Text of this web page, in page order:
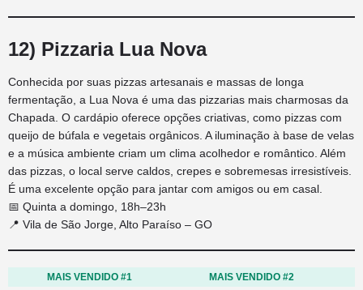
12) Pizzaria Lua Nova
Conhecida por suas pizzas artesanais e massas de longa
fermentação, a Lua Nova é uma das pizzarias mais charmosas da
Chapada. O cardápio oferece opções criativas, como pizzas com
queijo de búfala e vegetais orgânicos. A iluminação à base de velas
e a música ambiente criam um clima acolhedor e romântico. Além
das pizzas, o local serve caldos, crepes e sobremesas irresistíveis.
É uma excelente opção para jantar com amigos ou em casal.
📅 Quinta a domingo, 18h–23h
📍 Vila de São Jorge, Alto Paraíso – GO
MAIS VENDIDO #1 MAIS VENDIDO #2